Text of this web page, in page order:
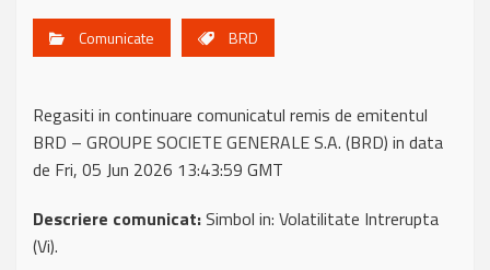
Comunicate BRD
Regasiti in continuare comunicatul remis de emitentul
BRD – GROUPE SOCIETE GENERALE S.A. (BRD) in data
de Fri, 05 Jun 2026 13:43:59 GMT
Descriere comunicat:Simbol in: Volatilitate Intrerupta
(Vi).